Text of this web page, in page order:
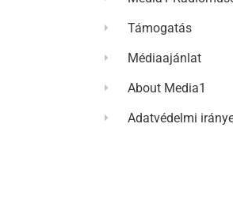
Támogatás
Médiaajánlat
About Media1
Adatvédelmi